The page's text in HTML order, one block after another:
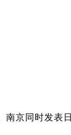
京同时发表